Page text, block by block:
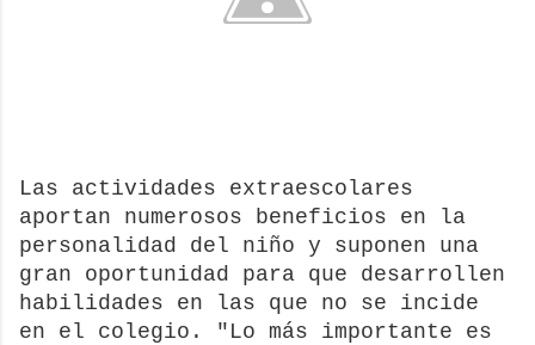
Las actividades extraescolares
aportan numerosos beneficios en la
personalidad del niño y suponen una
gran oportunidad para que desarrollen
habilidades en las que no se incide
en el colegio. "Lo más importante es